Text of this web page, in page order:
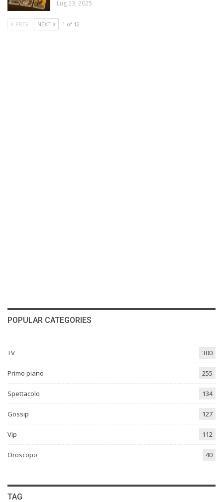
Lug 23, 2025
PREV NEXT 1 of 12
POPULAR CATEGORIES
TV 300
Primo piano 255
Spettacolo 134
Gossip 127
Vip 112
Oroscopo 40
TAG